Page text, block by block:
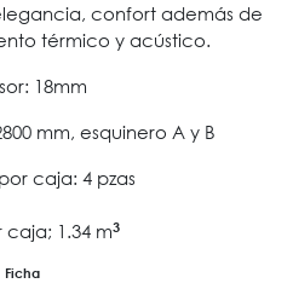
confort además de
térmico y acústico.
18mm
mm, esquinero A y B
caja: 4 pzas
1.34 m3
Ficha